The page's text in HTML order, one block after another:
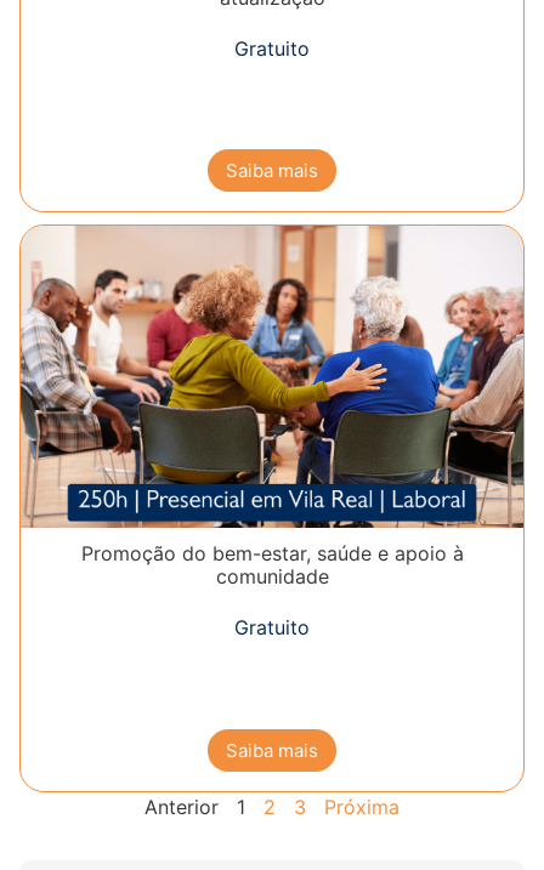
Gratuito
Saiba mais
Promoção do bem-estar, saúde e apoio à
comunidade
Gratuito
Saiba mais
Anterior 1 2 3 Próxima